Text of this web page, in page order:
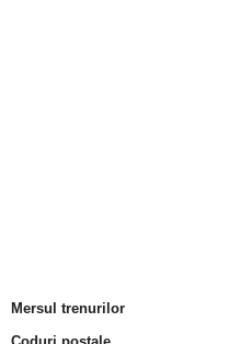
Mersul trenurilor